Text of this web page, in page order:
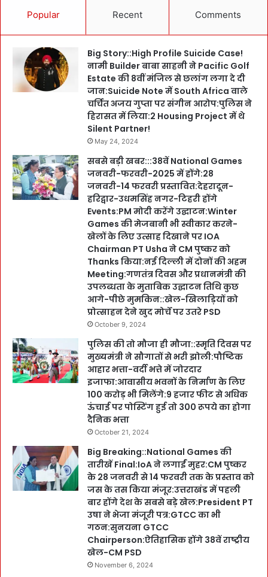
Popular Recent Comments
Big Story::High Profile Suicide Case!
नामी Builder बाबा साहनी ने Pacific Golf
Estate की 8वीं मंजिल से छलांग लगा दे दी
जान:Suicide Note में South Africa वाले
चर्चित अजय गुप्ता पर संगीन आरोप:पुलिस ने
हिरासत में लिया:2 Housing Project में थे
Silent Partner!
May 24, 2024
सबसे बड़ी खबर:::38वें National Games
जनवरी-फरवरी-2025 में होंगे:28
जनवरी-14 फरवरी प्रस्तावित:देहरादून-
हरिद्वार-उधमसिंह नगर-टिहरी होंगे
Events:PM मोदी करेंगे उद्घाटन:Winter
Games की मेजबानी भी स्वीकार करने-
खेलों के लिए उत्साह दिखाने पर IOA
Chairman PT Usha ने CM पुष्कर को
Thanks किया:नई दिल्ली में दोनों की अहम
Meeting:गणतंत्र दिवस और प्रधानमंत्री की
उपलब्धता के मुताबिक उद्घाटन तिथि कुछ
आगे-पीछे मुमकिन::खेल-खिलाड़ियों को
प्रोत्साहन देने खुद मोर्चे पर उतरे PSD
October 9, 2024
पुलिस की तो मौजा ही मौजा::स्मृति दिवस पर
मुख्यमंत्री ने सौगातों से भरी झोली:पौष्टिक
आहार भत्ता-वर्दी भत्ते में जोरदार
इजाफा:आवासीय भवनों के निर्माण के लिए
100 करोड़ भी मिलेंगे:9 हजार फीट से अधिक
ऊंचाई पर पोस्टिंग हुई तो 300 रूपये का होगा
दैनिक भत्ता
October 21, 2024
Big Breaking::National Games की
तारीखें Final:IoA ने लगाईं मुहर:CM पुष्कर
के 28 जनवरी से 14 फरवरी तक के प्रस्ताव को
जस के तस किया मंजूर:उत्तराखंड में पहली
बार होंगे देश के सबसे बड़े खेल:President PT
उषा ने भेजा मंजूरी पत्र:GTCC का भी
गठन:सुनयना GTCC
Chairperson:ऐतिहासिक होंगे 38वें राष्ट्रीय
खेल-CM PSD
November 6, 2024